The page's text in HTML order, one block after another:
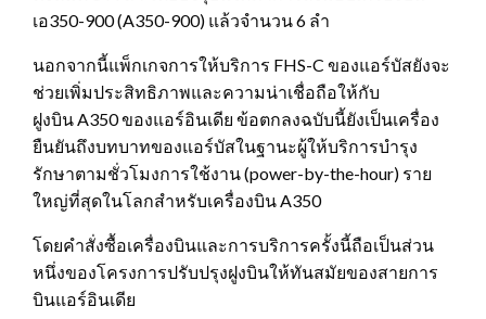
เอ350-900 (A350-900) แล้วจำนวน 6 ลำ
นอกจากนี้แพ็กเกจการให้บริการ FHS-C ของแอร์บัสยังจะ
ช่วยเพิ่มประสิทธิภาพและความน่าเชื่อถือให้กับ
ฝูงบิน A350 ของแอร์อินเดีย ข้อตกลงฉบับนี้ยังเป็นเครื่อง
ยืนยันถึงบทบาทของแอร์บัสในฐานะผู้ให้บริการบำรุง
รักษาตามชั่วโมงการใช้งาน (power-by-the-hour) ราย
ใหญ่ที่สุดในโลกสำหรับเครื่องบิน A350
โดยคำสั่งซื้อเครื่องบินและการบริการครั้งนี้ถือเป็นส่วน
หนึ่งของโครงการปรับปรุงฝูงบินให้ทันสมัยของสายการ
บินแอร์อินเดีย